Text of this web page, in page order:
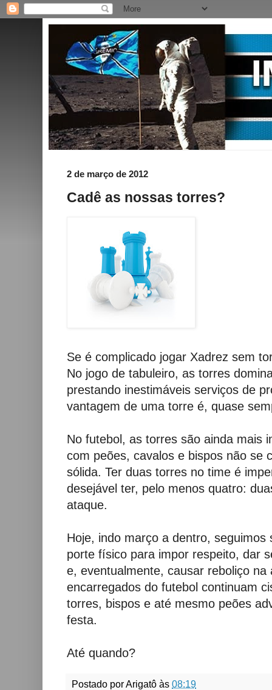
2 de março de 2012
Cadê as nossas torres?
Se é complicado jogar Xadrez sem
No jogo de tabuleiro, as torres
prestando inestimáveis serviços de
vantagem de uma torre é, quase
No futebol, as torres são ainda mais
com peões, cavalos e bispos não se
sólida. Ter duas torres no time é
desejável ter, pelo menos quatro:
ataque.
Hoje, indo março a dentro, seguimos
porte físico para impor respeito, dar
e, eventualmente, causar reboliço na
encarregados do futebol continuam
torres, bispos e até mesmo peões
festa.
Até quando?
Postado porArigatô às 08:19